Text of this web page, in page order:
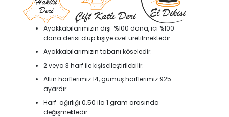
Ayakkabılarımızın dışı %100 dana, içi %100
dana derisi olup kişiye özel üretilmektedir.
Ayakkabılarımızın tabanı köseledir.
2 veya 3 harf ile kişiselleştirilebilir.
Altın harflerimiz 14, gümüş harflerimiz 925
ayardır.
Harf ağırlığı 0.50 ila 1 gram arasında
değişmektedir.